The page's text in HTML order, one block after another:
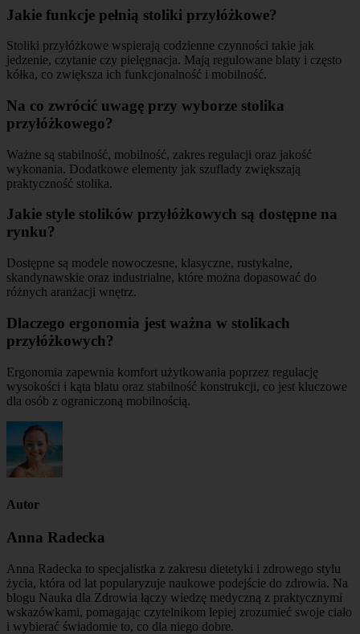
Jakie funkcje pełnią stoliki przyłóżkowe?
Stoliki przyłóżkowe wspierają codzienne czynności takie jak
jedzenie, czytanie czy pielęgnacja. Mają regulowane blaty i często
kółka, co zwiększa ich funkcjonalność i mobilność.
Na co zwrócić uwagę przy wyborze stolika
przyłóżkowego?
Ważne są stabilność, mobilność, zakres regulacji oraz jakość
wykonania. Dodatkowe elementy jak szuflady zwiększają
praktyczność stolika.
Jakie style stolików przyłóżkowych są dostępne na
rynku?
Dostępne są modele nowoczesne, klasyczne, rustykalne,
skandynawskie oraz industrialne, które można dopasować do
różnych aranżacji wnętrz.
Dlaczego ergonomia jest ważna w stolikach
przyłóżkowych?
Ergonomia zapewnia komfort użytkowania poprzez regulację
wysokości i kąta blatu oraz stabilność konstrukcji, co jest kluczowe
dla osób z ograniczoną mobilnością.
Autor
Anna Radecka
Anna Radecka to specjalistka z zakresu dietetyki i zdrowego stylu
życia, która od lat popularyzuje naukowe podejście do zdrowia. Na
blogu Nauka dla Zdrowia łączy wiedzę medyczną z praktycznymi
wskazówkami, pomagając czytelnikom lepiej zrozumieć swoje ciało
i wybierać świadomie to, co dla niego dobre.